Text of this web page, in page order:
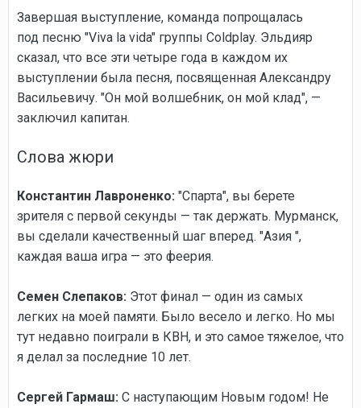
Завершая выступление, команда попрощалась
под песню "Viva la vida" группы Coldplay. Эльдияр
сказал, что все эти четыре года в каждом их
выступлении была песня, посвященная Александру
Васильевичу. "Он мой волшебник, он мой клад", —
заключил капитан.
Слова жюри
Константин Лавроненко: "Спарта", вы берете
зрителя с первой секунды — так держать. Мурманск,
вы сделали качественный шаг вперед. "Азия ",
каждая ваша игра — это феерия.
Семен Слепаков: Этот финал — один из самых
легких на моей памяти. Было весело и легко. Но мы
тут недавно поиграли в КВН, и это самое тяжелое, что
я делал за последние 10 лет.
Сергей Гармаш: С наступающим Новым годом! Не